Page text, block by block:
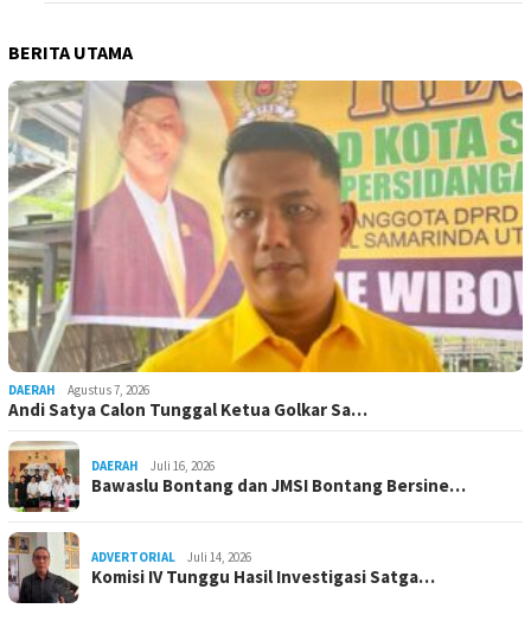
BERITA UTAMA
DAERAH Agustus 7, 2026
Andi Satya Calon Tunggal Ketua Golkar Sa…
DAERAH Juli 16, 2026
Bawaslu Bontang dan JMSI Bontang Bersine…
ADVERTORIAL Juli 14, 2026
Komisi IV Tunggu Hasil Investigasi Satga…